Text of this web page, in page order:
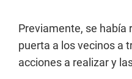
Previamente, se había
puerta a los vecinos a
acciones a realizar y